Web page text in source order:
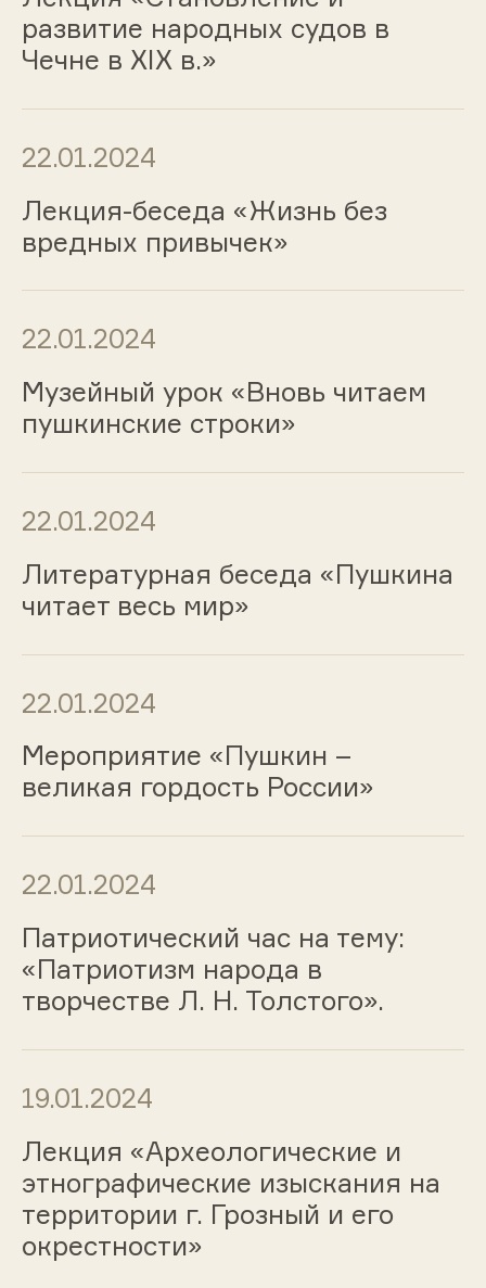
развитие народных судов в
Чечне в XIX в.»
22.01.2024
Лекция-беседа «Жизнь без
вредных привычек»
22.01.2024
Музейный урок «Вновь читаем
пушкинские строки»
22.01.2024
Литературная беседа «Пушкина
читает весь мир»
22.01.2024
Мероприятие «Пушкин –
великая гордость России»
22.01.2024
Патриотический час на тему:
«Патриотизм народа в
творчестве Л. Н. Толстого».
19.01.2024
Лекция «Археологические и
этнографические изыскания на
территории г. Грозный и его
окрестности»